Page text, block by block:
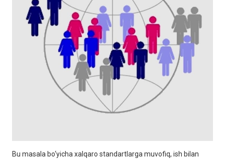
Bu masala bo‘yicha xalqaro standartlarga muvofiq, ish bilan